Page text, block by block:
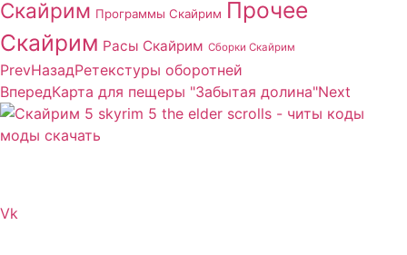
Скайрим Программы Скайрим Прочее
Скайрим Расы Скайрим Сборки Скайрим
PrevНазадРетекстуры оборотней
ВпередКарта для пещеры "Забытая долина"Next
Vk